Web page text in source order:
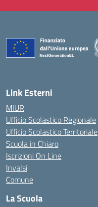
Link Esterni
MIUR
Ufficio Scolastico Regionale
Ufficio Scolastico Territoriale
Scuola in Chiaro
Iscrizioni On Line
Invalsi
Comune
La Scuola